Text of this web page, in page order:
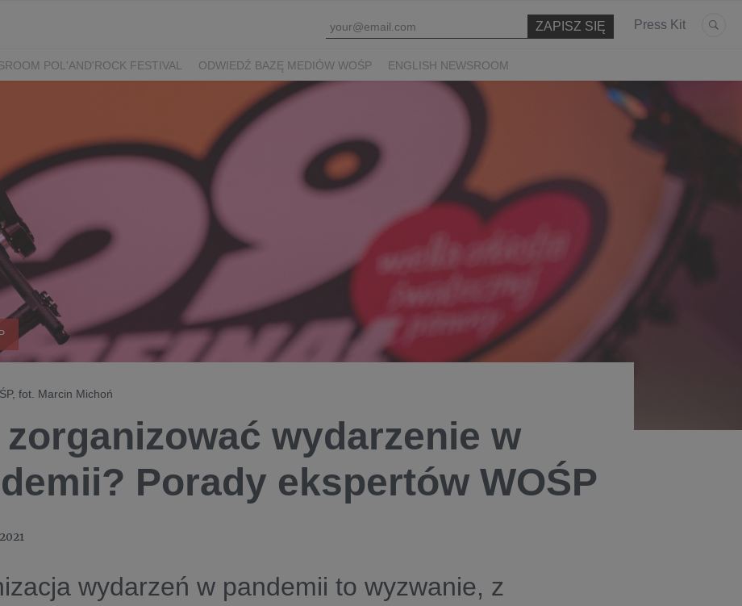
Press Kit
POL'AND'ROCK FESTIVAL ODWIEDŹ BAZĘ MEDIÓW WOŚP ENGLISH NEWSROOM
fot. Marcin Michoń
wydarzenie w
Porady ekspertów WOŚP
wydarzeń w pandemii to wyzwanie, z